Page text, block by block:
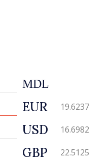
MDL
EUR 19.6237
USD 16.6982
GBP 22.5125